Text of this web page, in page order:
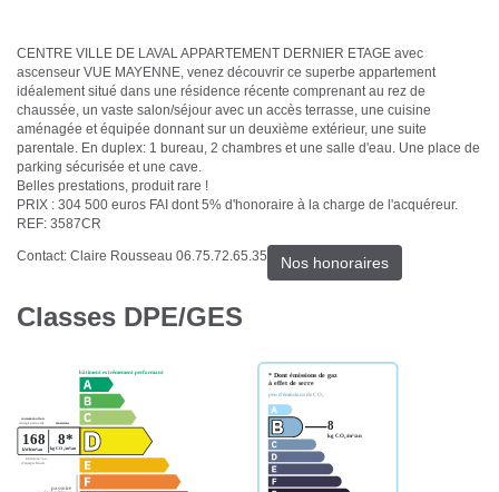
CENTRE VILLE DE LAVAL APPARTEMENT DERNIER ETAGE avec
ascenseur VUE MAYENNE, venez découvrir ce superbe appartement
idéalement situé dans une résidence récente comprenant au rez de
chaussée, un vaste salon/séjour avec un accès terrasse, une cuisine
aménagée et équipée donnant sur un deuxième extérieur, une suite
parentale. En duplex: 1 bureau, 2 chambres et une salle d'eau. Une place de
parking sécurisée et une cave.
Belles prestations, produit rare !
PRIX : 304 500 euros FAI dont 5% d'honoraire à la charge de l'acquéreur.
REF: 3587CR
Contact: Claire Rousseau 06.75.72.65.35 Nos honoraires
Classes DPE/GES